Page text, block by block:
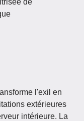
de
l'exil en
extérieures
intérieure. La